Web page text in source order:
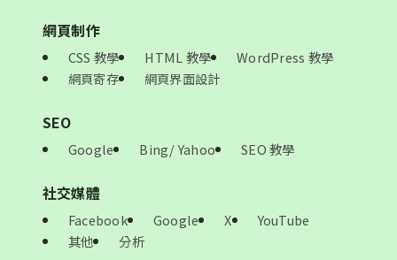
網頁制作
CSS 教學 HTML 教學
WordPress 教學
網頁寄存
網頁界面設計
SEO
Google Bing/ Yahoo SEO 教學
社交媒體
Facebook Google X
YouTube
其他
分析